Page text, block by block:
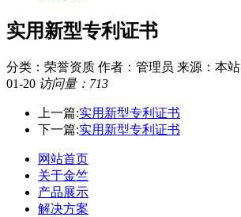
实用新型专利证书
分类：荣誉资质 作者：管理员 来源：本站
01-20 访问量：713
上一篇:实用新型专利证书
下一篇:实用新型专利证书
网站首页
关于金竺
产品展示
解决方案